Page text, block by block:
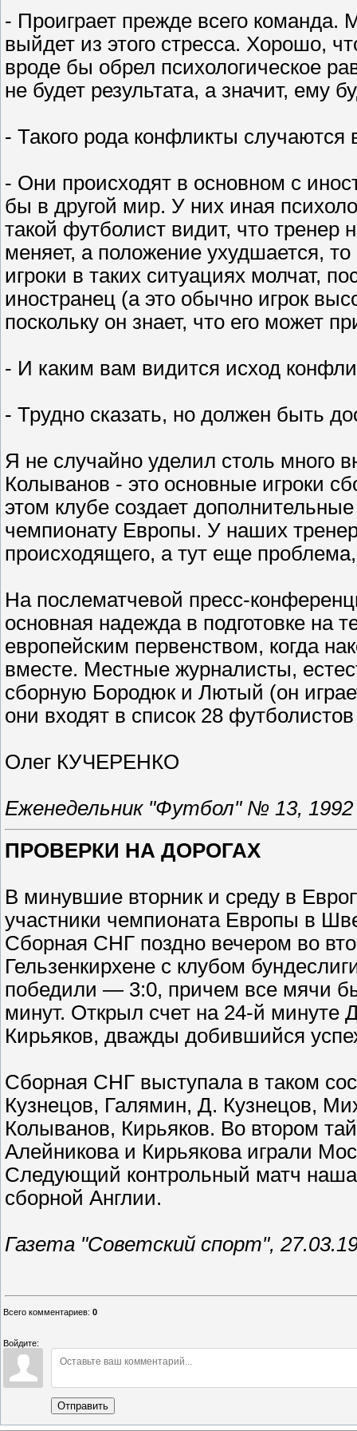
- Проиграет прежде всего
выйдет из этого стресса. Хорошо,
вроде бы обрел психологическое
не будет результата, а значит, ему
- Такого рода конфликты случаются
- Они происходят в основном с
бы в другой мир. У них иная
такой футболист видит, что тренер
меняет, а положение ухудшается, то
игроки в таких ситуациях молчат,
иностранец (а это обычно игрок
поскольку он знает, что его может
- И каким вам видится исход
- Трудно сказать, но должен быть
Я не случайно уделил столь
Колыванов - это основные игроки
этом клубе создает
чемпионату Европы. У наших
происходящего, а тут еще
На послематчевой пресс-
основная надежда в подготовке на
европейским первенством, когда
вместе. Местные журналисты,
сборную Бородюк и Лютый (он
они входят в список 28
Олег КУЧЕРЕНКО
Еженедельник "Футбол" № 13, 1992
ПРОВЕРКИ НА ДОРОГАХ
В минувшие вторник и среду в
участники чемпионата Европы в
Сборная СНГ поздно вечером во
Гельзенкирхене с клубом
победили — 3:0, причем все мячи
минут. Открыл счет на 24-й минуте
Кирьяков, дважды добившийся
Сборная СНГ выступала в таком
Кузнецов, Галямин, Д. Кузнецов,
Колыванов, Кирьяков. Во втором
Алейникова и Кирьякова играли
Следующий контрольный матч
сборной Англии.
Газета "Советский спорт",
Всего комментариев: 0
Войдите:
Отправить